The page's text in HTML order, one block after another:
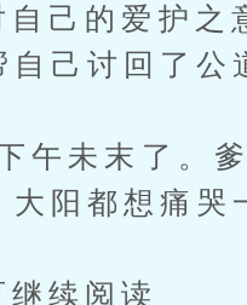
的爱护之意
己讨回了公
末了。爹
阳都想痛哭
续阅读